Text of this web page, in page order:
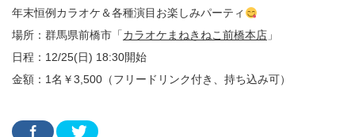
年末恒例カラオケ＆各種演目お楽しみパーティ
場所：群馬県前橋市「カラオケまねきねこ前橋本店 」
日程：12/25(日) 18:30開始
金額：1名￥3,500（フリードリンク付き、持ち込み可）